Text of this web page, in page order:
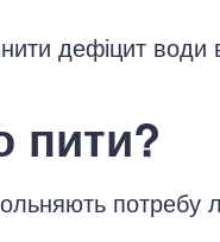
дефіцит води в
пити?
потребу